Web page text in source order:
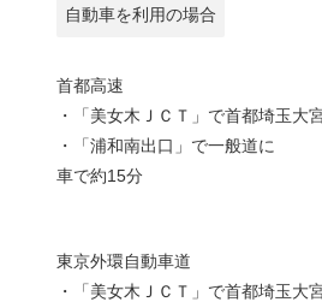
自動車を利用の場合
首都高速
・「美女木ＪＣＴ」で首都埼玉大
・「浦和南出口」で一般道に
車で約15分
東京外環自動車道
・「美女木ＪＣＴ」で首都埼玉大